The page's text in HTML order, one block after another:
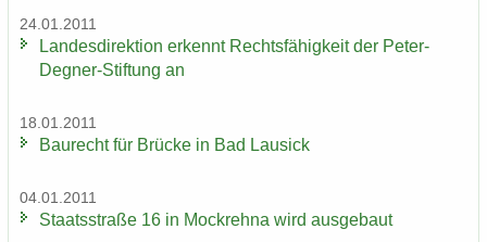
24.01.2011
Lan­des­di­rek­ti­on er­kennt Rechts­fä­hig­keit der Peter-​
Degner-Stiftung an
18.01.2011
Bau­recht für Brü­cke in Bad Lau­sick
04.01.2011
Staats­stra­ße 16 in Mock­reh­na wird aus­ge­baut